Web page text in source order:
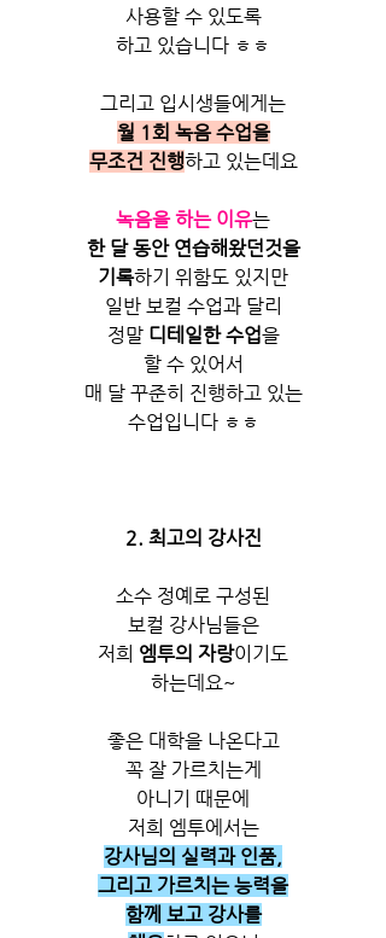
사용할 수 있도록
하고 있습니다 ㅎㅎ
그리고 입시생들에게는
월 1회 녹음 수업을
무조건 진행하고 있는데요
녹음을 하는 이유는
한 달 동안 연습해왔던것을
기록하기 위함도 있지만
일반 보컬 수업과 달리
정말 디테일한 수업을
할 수 있어서
매 달 꾸준히 진행하고 있는
수업입니다 ㅎㅎ
2. 최고의 강사진
소수 정예로 구성된
보컬 강사님들은
저희 엠투의 자랑이기도
하는데요~
좋은 대학을 나온다고
꼭 잘 가르치는게
아니기 때문에
저희 엠투에서는
강사님의 실력과 인품,
그리고 가르치는 능력을
함께 보고 강사를